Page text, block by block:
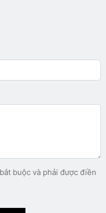
4 trên 5
trên 5 sao.
5 sao.
5 sao. Xấu
buộc và phải được điền